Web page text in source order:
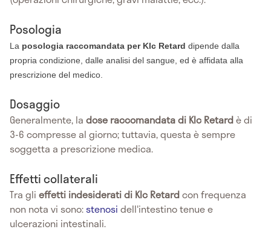
Posologia
La posologia raccomandata per Klc Retard dipende dalla
propria condizione, dalle analisi del sangue, ed è affidata alla
prescrizione del medico.
Dosaggio
Generalmente, la dose raccomandata di Klc Retardè di
3-6 compresse al giorno; tuttavia, questa è sempre
soggetta a prescrizione medica.
Effetti collaterali
Tra gli effetti indesiderati di Klc Retardcon frequenza
non nota vi sono:stenosi dell'intestino tenue e
ulcerazioni intestinali.